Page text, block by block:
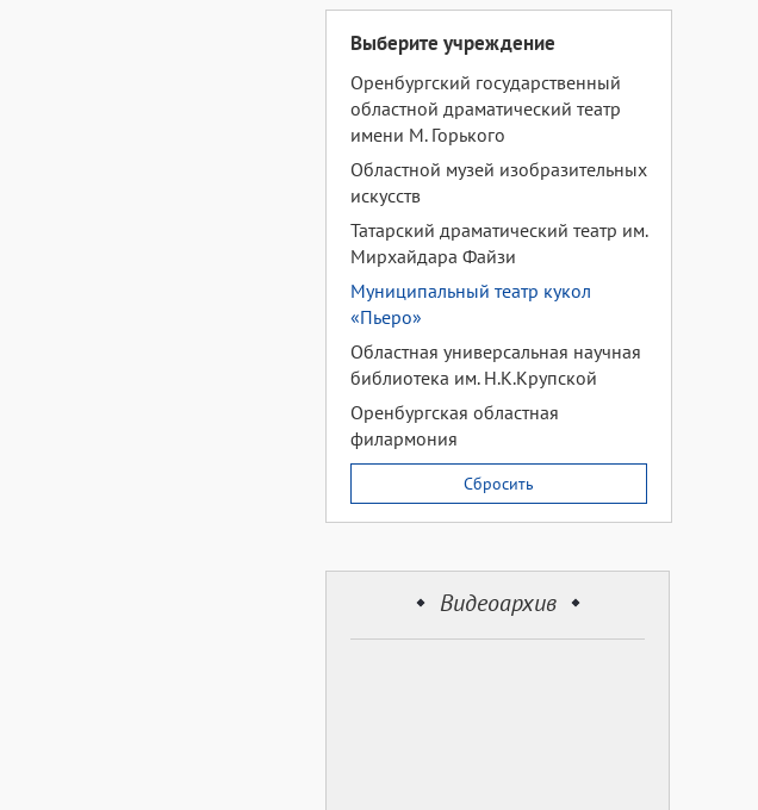
Выберите учреждение
Оренбургский государственный
областной драматический театр
имени М. Горького
Областной музей изобразительных
искусств
Татарский драматический театр им.
Мирхайдара Файзи
Муниципальный театр кукол
«Пьеро»
Областная универсальная научная
библиотека им. Н.К.Крупской
Оренбургская областная
филармония
Сбросить
Видеоархив